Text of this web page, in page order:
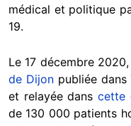
médical et politique
19.
Le 17 décembre
de Dijonpubliée dans
et relayée dans cette
de 130 000 patients